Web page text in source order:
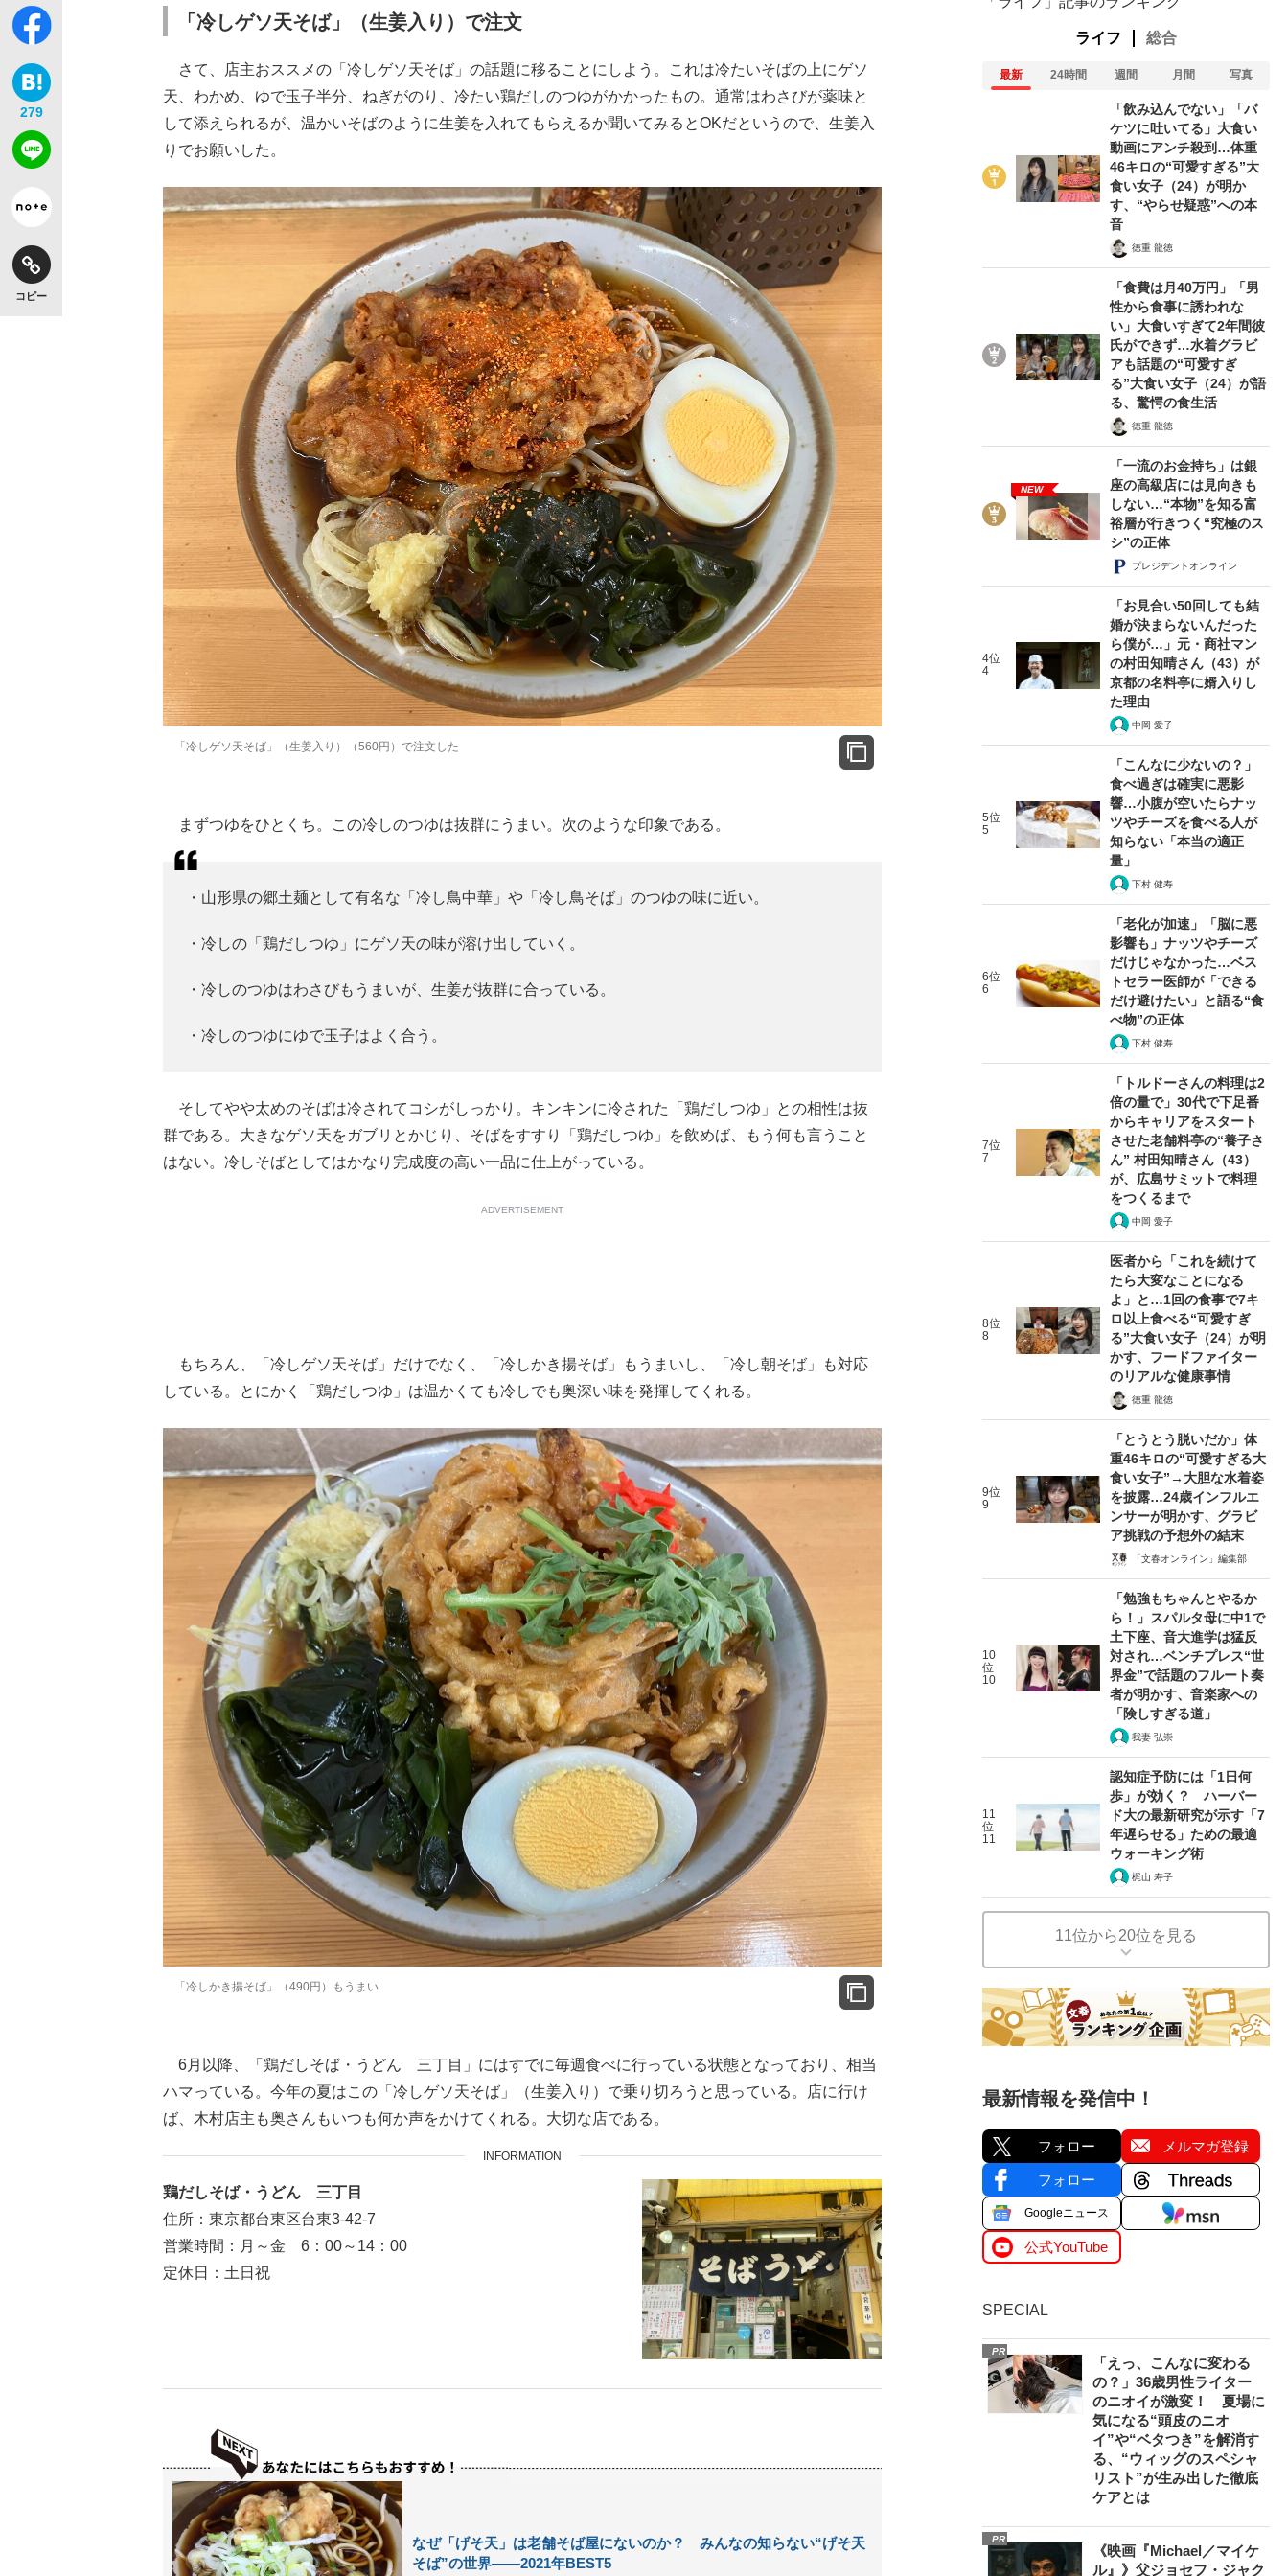
279
コピー
「冷しゲソ天そば」（生姜入り）で注文
さて、店主おススメの「冷しゲソ天そば」の話題に移ることにしよう。これは冷たいそばの上にゲソ
天、わかめ、ゆで玉子半分、ねぎがのり、冷たい鶏だしのつゆがかかったもの。通常はわさびが薬味と
して添えられるが、温かいそばのように生姜を入れてもらえるか聞いてみるとOKだというので、生姜入
りでお願いした。
「冷しゲソ天そば」（生姜入り）（560円）で注文した
まずつゆをひとくち。この冷しのつゆは抜群にうまい。次のような印象である。
・山形県の郷土麺として有名な「冷し鳥中華」や「冷し鳥そば」のつゆの味に近い。
・冷しの「鶏だしつゆ」にゲソ天の味が溶け出していく。
・冷しのつゆはわさびもうまいが、生姜が抜群に合っている。
・冷しのつゆにゆで玉子はよく合う。
そしてやや太めのそばは冷されてコシがしっかり。キンキンに冷された「鶏だしつゆ」との相性は抜
群である。大きなゲソ天をガブリとかじり、そばをすすり「鶏だしつゆ」を飲めば、もう何も言うこと
はない。冷しそばとしてはかなり完成度の高い一品に仕上がっている。
ADVERTISEMENT
もちろん、「冷しゲソ天そば」だけでなく、「冷しかき揚そば」もうまいし、「冷し朝そば」も対応
している。とにかく「鶏だしつゆ」は温かくても冷しでも奥深い味を発揮してくれる。
「冷しかき揚そば」（490円）もうまい
6月以降、「鶏だしそば・うどん 三丁目」にはすでに毎週食べに行っている状態となっており、相当
ハマっている。今年の夏はこの「冷しゲソ天そば」（生姜入り）で乗り切ろうと思っている。店に行け
ば、木村店主も奥さんもいつも何か声をかけてくれる。大切な店である。
INFORMATION
鶏だしそば・うどん 三丁目
住所：東京都台東区台東3-42-7
営業時間：月～金 6：00～14：00
定休日：土日祝
なぜ「げそ天」は老舗そば屋にないのか？ みんなの知らない“げそ天
そば”の世界――2021年BEST5
ライフ 総合
最新 24時間 週間 月間 写真
「飲み込んでない」「バ
ケツに吐いてる」大食い
動画にアンチ殺到…体重
46キロの“可愛すぎる”大
食い女子（24）が明か
す、“やらせ疑惑”への本
音
徳重 龍徳
「食費は月40万円」「男
性から食事に誘われな
い」大食いすぎて2年間彼
氏ができず…水着グラビ
アも話題の“可愛すぎ
る”大食い女子（24）が語
る、驚愕の食生活
徳重 龍徳
NEW
「一流のお金持ち」は銀
座の高級店には見向きも
しない…“本物”を知る富
裕層が行きつく“究極のス
シ”の正体
プレジデントオンライン
4位
4
「お見合い50回しても結
婚が決まらないんだった
ら僕が…」元・商社マン
の村田知晴さん（43）が
京都の名料亭に婿入りし
た理由
中岡 愛子
5位
5
「こんなに少ないの？」
食べ過ぎは確実に悪影
響…小腹が空いたらナッ
ツやチーズを食べる人が
知らない「本当の適正
量」
下村 健寿
6位
6
「老化が加速」「脳に悪
影響も」ナッツやチーズ
だけじゃなかった…ベス
トセラー医師が「できる
だけ避けたい」と語る“食
べ物”の正体
下村 健寿
7位
7
「トルドーさんの料理は2
倍の量で」30代で下足番
からキャリアをスタート
させた老舗料亭の“養子さ
ん” 村田知晴さん（43）
が、広島サミットで料理
をつくるまで
中岡 愛子
8位
8
医者から「これを続けて
たら大変なことになる
よ」と…1回の食事で7キ
ロ以上食べる“可愛すぎ
る”大食い女子（24）が明
かす、フードファイター
のリアルな健康事情
徳重 龍徳
9位
9
「とうとう脱いだか」体
重46キロの“可愛すぎる大
食い女子”→大胆な水着姿
を披露…24歳インフルエ
ンサーが明かす、グラビ
ア挑戦の予想外の結末
「文春オンライン」編集部
10
位
10
「勉強もちゃんとやるか
ら！」スパルタ母に中1で
土下座、音大進学は猛反
対され…ベンチプレス“世
界金”で話題のフルート奏
者が明かす、音楽家への
「険しすぎる道」
我妻 弘崇
11
位
11
認知症予防には「1日何
歩」が効く？ ハーバー
ド大の最新研究が示す「7
年遅らせる」ための最適
ウォーキング術
梶山 寿子
11位から20位を見る
最新情報を発信中！
フォロー メルマガ登録
フォロー
Googleニュース
公式YouTube
SPECIAL
PR
「えっ、こんなに変わる
の？」36歳男性ライター
のニオイが激変！ 夏場に
気になる“頭皮のニオ
イ”や“ベタつき”を解消す
る、“ウィッグのスペシャ
リスト”が生み出した徹底
ケアとは
PR
《映画『Michael／マイケ
ル』》父ジョセフ・ジャク